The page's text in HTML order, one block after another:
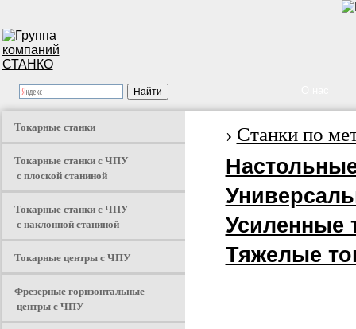
Токарные станки
Токарные станки с ЧПУ
с плоской станиной
Токарные станки с ЧПУ
с наклонной станиной
Токарные центры с ЧПУ
Фрезерные горизонтальные
центры с ЧПУ
› Станки по
Усиленные
Тяжелые